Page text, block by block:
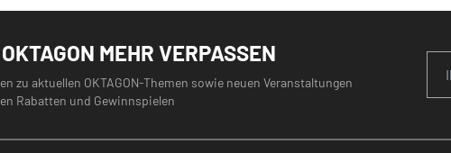
MEHR VERPASSEN
zu aktuellen OKTAGON-Themen sowie neuen Veranstaltungen
Rabatten und Gewinnspielen